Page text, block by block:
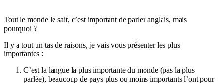
Tout le monde le sait, c’est important de parler anglais, mais
pourquoi ?
Il y a tout un tas de raisons, je vais vous présenter les plus
importantes :
C’est la langue la plus importante du monde (pas la plus
parlée), beaucoup de pays plus ou moins importants l’ont pour